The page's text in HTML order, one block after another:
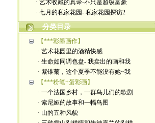
艺术博客：https://yimengl.blog
目录中标注星号的为本人艺术原创
· 艺术收藏的真谛-不只是超级富豪
· 七月的私家花园- 私家花园探访2
分类目录
【***彩墨画作】
· 艺术花园里的酒精快感
· 生命如同调色盘- 我卖出的画和我
· 紫锥菊，这个夏季不能没有她~我
【***粉笔+蛋彩画】
· 一个法国乡村，一群鸟儿们的歌剧
· 索尼娅的故事和一幅鸟图
· 山的五种风貌